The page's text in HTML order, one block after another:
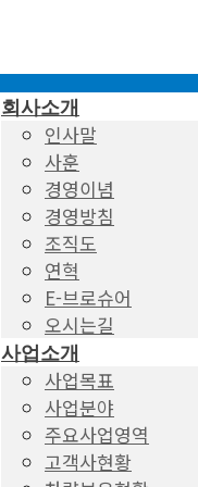
회사소개
인사말
사훈
경영이념
경영방침
조직도
연혁
E-브로슈어
오시는길
사업소개
사업목표
사업분야
주요사업영역
고객사현황